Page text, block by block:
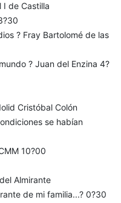
I de Castilla
? Fray Bartolomé de las
? Juan del Enzina 4?
Cristóbal Colón
se habían
10?00
Almirante
de mi familia...? 0?30